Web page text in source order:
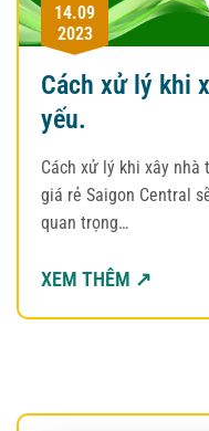
14.09
2023
Cách xử lý khi
yếu.
Cách xử lý khi xây nhà
giá rẻ Saigon Central
quan trọng…
XEM THÊM ↗